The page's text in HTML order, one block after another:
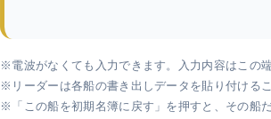
※電波がなくても入力できます。入力内容はこの
※リーダーは各船の書き出しデータを貼り付ける
※「この船を初期名簿に戻す」を押すと、その船